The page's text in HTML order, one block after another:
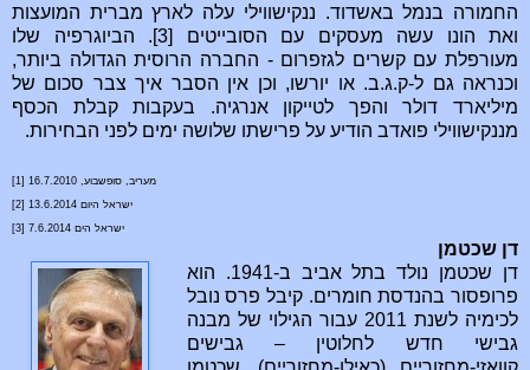
החמורה בנמל באשדוד. ננקישווילי עלה לארץ מברית המועצות
ואת הונו עשה מעסקים עם הסובייטים [3]. הביוגרפיה שלו
מעורפלת עם קשרים לגזפרום - החברה הרוסית הגדולה ביותר,
וכנראה גם ל-ק.ג.ב. או יורשו, וכן אין הסבר איך צבר סכום של
מיליארד דולר והפך לטייקון אנרגיה. בעקבות קבלת הכסף
מננקישווילי פואדב הודיע על פרישתו שלושה ימים לפני הבחירות.
[1] מעריב, סופשבוע, 16.7.2010
[2] ישראל היום 13.6.2014
[3] ישראל הים 7.6.2014
דן שכטמן
דן שכטמן נולד בתל אביב ב-1941. הוא
פרופסור בהנדסת חומרים. קיבל פרס נובל
לכימיה לשנת 2011 עבור הגילוי של מבנה
גבישי חדש לחלוטין – גבישים